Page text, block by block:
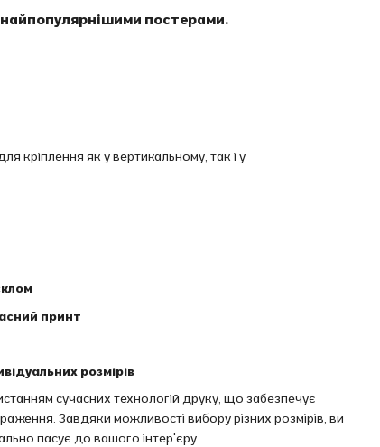
постерами.
кріплення як у вертикальному, так і у
принт
розмірів
сучасних технологій друку, що забезпечує
Завдяки можливості вибору різних розмірів, ви
пасує до вашого інтер'єру.